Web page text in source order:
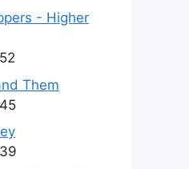
- Higher
Them